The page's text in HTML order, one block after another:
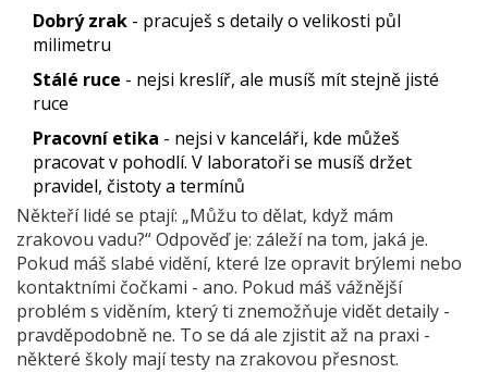
Dobrý zrak - pracuješ s detaily o velikosti půl
milimetru
Stálé ruce - nejsi kreslíř, ale musíš mít stejně jisté
ruce
Pracovní etika - nejsi v kanceláři, kde můžeš
pracovat v pohodlí. V laboratoři se musíš držet
pravidel, čistoty a termínů
Někteří lidé se ptají: „Můžu to dělat, když mám
zrakovou vadu?“ Odpověď je: záleží na tom, jaká je.
Pokud máš slabé vidění, které lze opravit brýlemi nebo
kontaktními čočkami - ano. Pokud máš vážnější
problém s viděním, který ti znemožňuje vidět detaily -
pravděpodobně ne. To se dá ale zjistit až na praxi -
některé školy mají testy na zrakovou přesnost.